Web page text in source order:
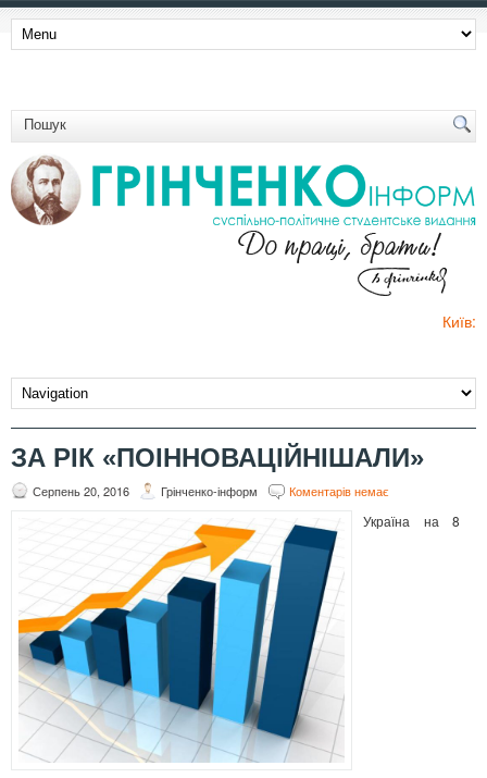
Київ:
ЗА РІК «ПОІННОВАЦІЙНІШАЛИ»
Серпень 20, 2016 Грінченко-інформ Коментарів немає
Україна на 8